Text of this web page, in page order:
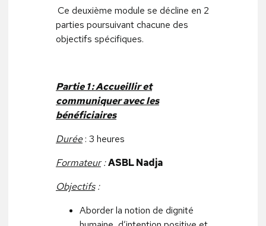
Ce deuxième module se décline en 2
parties poursuivant chacune des
objectifs spécifiques.
Partie 1 : Accueillir et
communiquer avec les
bénéficiaires
Durée: 3 heures
Formateur:ASBL Nadja
Objectifs:
Aborder la notion de dignité